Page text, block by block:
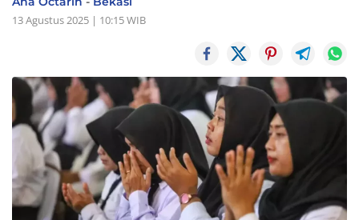
13 Agustus 2025 | 10:15 WIB